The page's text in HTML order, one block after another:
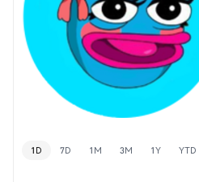
1D 7D 1M 3M 1Y YTD